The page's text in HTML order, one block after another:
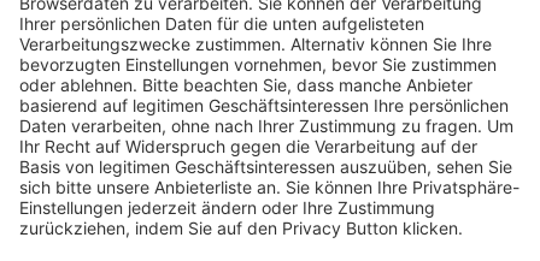
Trainerausbildung
Schulungsangebot Vereinsmitarbeiter
BFV-Geschäftsstellen
Trainerbörse
Login SpielPlus
FOLGE DEM BFV